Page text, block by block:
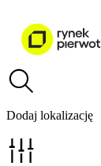
Dodaj lokalizację